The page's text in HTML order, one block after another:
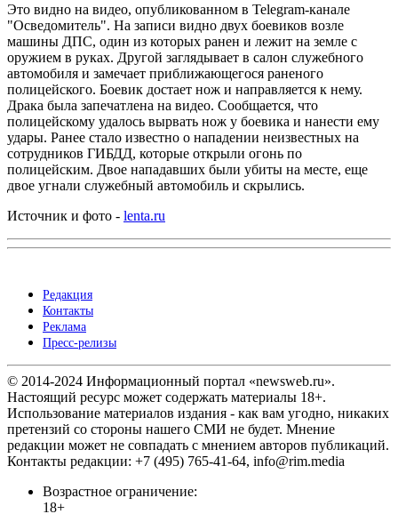
Это видно на видео, опубликованном в Telegram-канале
"Осведомитель". На записи видно двух боевиков возле
машины ДПС, один из которых ранен и лежит на земле с
оружием в руках. Другой заглядывает в салон служебного
автомобиля и замечает приближающегося раненого
полицейского. Боевик достает нож и направляется к нему.
Драка была запечатлена на видео. Сообщается, что
полицейскому удалось вырвать нож у боевика и нанести ему
удары. Ранее стало известно о нападении неизвестных на
сотрудников ГИБДД, которые открыли огонь по
полицейским. Двое нападавших были убиты на месте, еще
двое угнали служебный автомобиль и скрылись.
Источник и фото - lenta.ru
Редакция
Контакты
Реклама
Пресс-релизы
© 2014-2024 Информационный портал «newsweb.ru».
Настоящий ресурс может содержать материалы 18+.
Использование материалов издания - как вам угодно, никаких
претензий со стороны нашего СМИ не будет. Мнение
редакции может не совпадать с мнением авторов публикаций.
Контакты редакции: +7 (495) 765-41-64, info@rim.media
Возрастное ограничение:
18+